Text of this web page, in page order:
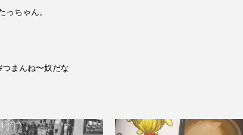
ちゃん。
まんね〜奴だな